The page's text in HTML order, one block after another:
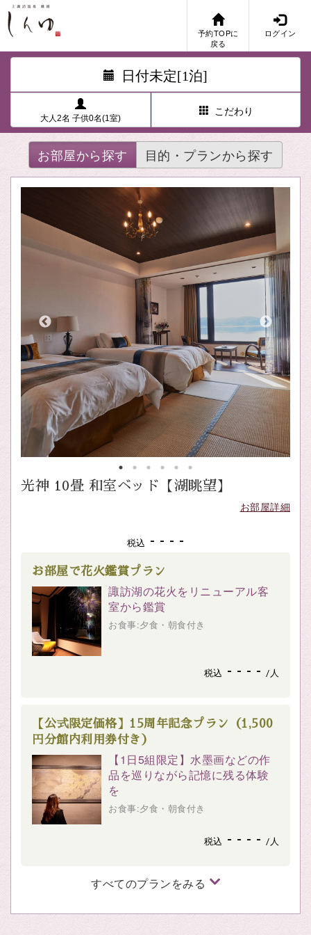
予約TOPに
戻る
ログイン
日付未定[1泊]
大人2名 子供0名(1室)
こだわり
お部屋から探す 目的・プランから探す
光神 10畳 和室ベッド【湖眺望】
お部屋詳細
税込 - - - -
お部屋で花火鑑賞プラン
諏訪湖の花火をリニューアル客
室から鑑賞
お食事:夕食・朝食付き
税込 - - - - /人
【公式限定価格】15周年記念プラン（1,500
円分館内利用券付き）
【1日5組限定】水墨画などの作
品を巡りながら記憶に残る体験
を
お食事:夕食・朝食付き
税込 - - - - /人
すべてのプランをみる